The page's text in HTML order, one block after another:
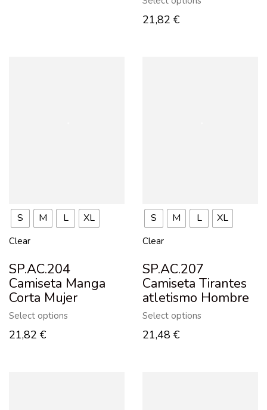
21,82 €
S M L XL
Clear
SP.AC.204
Camiseta Manga
Corta Mujer
Select options
21,82 €
S M L XL
Clear
SP.AC.207
Camiseta Tirantes
atletismo Hombre
Select options
21,48 €